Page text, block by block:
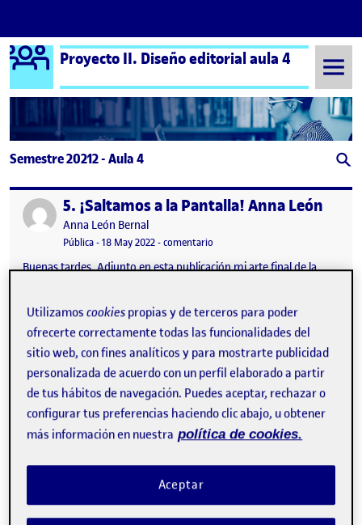
Saltar al contenido
Logo Ágora
Proyecto II. Diseño editorial aula 4
Semestre 20212 - Aula 4
Publicado por5. ¡Saltamos a la Pantalla! Anna León
Publicado por
Anna León Bernal
Visibilidad:
Pública-Fecha de publicación
18 May 202218 mayo, 2022 7:30 pm
-comentario
Buenas tardes, Adjunto en esta publicación mi arte final de la
la pantalla! …
Publicado por5. ¡Saltamos a la pantalla!
Publicado por
Lucia Díez Concari
Visibilidad:Fecha de publicación
18 May 2022 comentario en 5. ¡Saltamos a la pantalla!
en soporte digital: he escogido maquetarlo pensando en el uso
desde un móvil (formato vertical 750 px x 1334 px). He querido
proponer también un formato horizontal para tablet ( 2732 px x
Utilizamoscookies propias y de terceros para poder
ofrecerte correctamente todas las funcionalidades del
sitio web, con fines analíticos y para mostrarte publicidad
personalizada de acuerdo con un perfil elaborado a partir
de tus hábitos de navegación. Puedes aceptar, rechazar o
configurar tus preferencias haciendo clic abajo, u obtener
más información en nuestra política de cookies.
Aceptar